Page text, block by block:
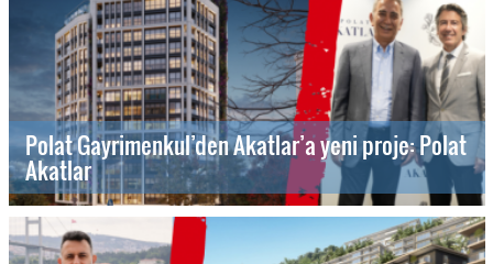
Polat Gayrimenkul’den Akatlar’a yeni proje: Polat
Akatlar